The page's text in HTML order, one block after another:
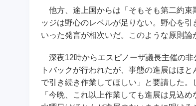
他方、途上国からは「そもそも第二約束
ッジは野心のレベルが足りない。野心を
いった発言が相次いだ。このような原則
深夜12時からエスピノーザ議長主催の非
トバックが行われたが、事態の進展はほ
で引き続き作業してほしい」と要請した
「今晩、これ以上作業しても進展は見込